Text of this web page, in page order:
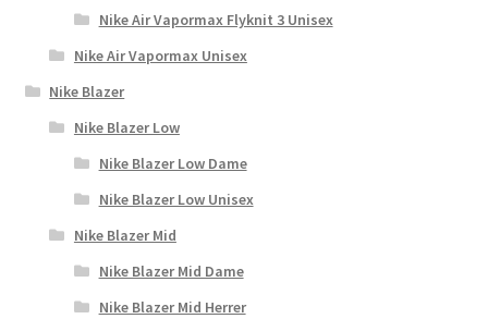
Nike Air Vapormax Flyknit 3 Unisex
Nike Air Vapormax Unisex
Nike Blazer
Nike Blazer Low
Nike Blazer Low Dame
Nike Blazer Low Unisex
Nike Blazer Mid
Nike Blazer Mid Dame
Nike Blazer Mid Herrer